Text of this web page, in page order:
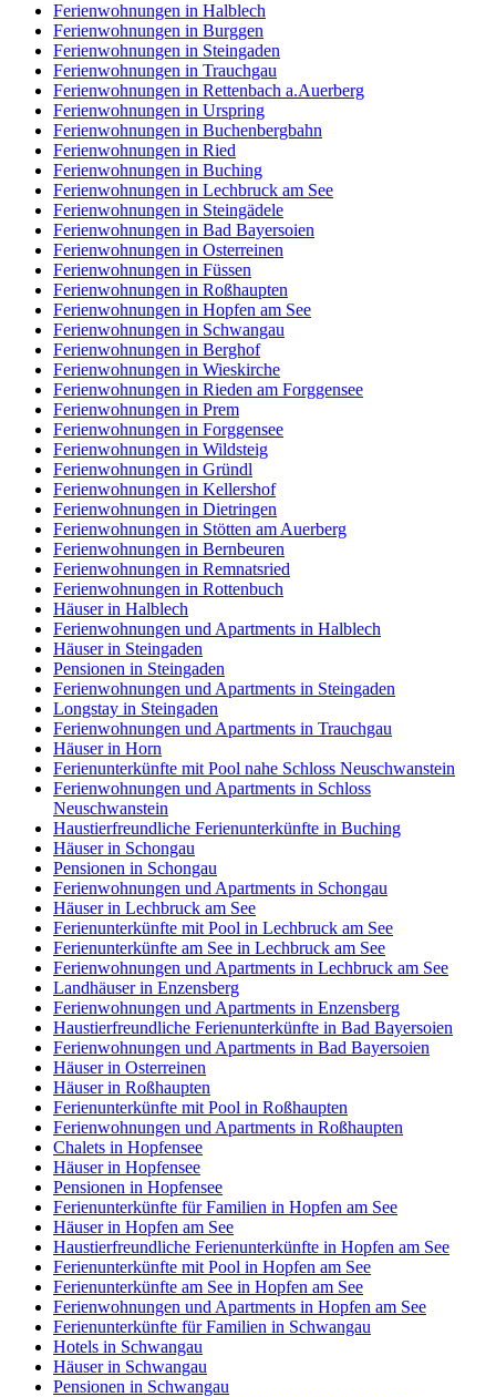
Ferienwohnungen in Halblech
Ferienwohnungen in Burggen
Ferienwohnungen in Steingaden
Ferienwohnungen in Trauchgau
Ferienwohnungen in Rettenbach a.Auerberg
Ferienwohnungen in Urspring
Ferienwohnungen in Buchenbergbahn
Ferienwohnungen in Ried
Ferienwohnungen in Buching
Ferienwohnungen in Lechbruck am See
Ferienwohnungen in Steingädele
Ferienwohnungen in Bad Bayersoien
Ferienwohnungen in Osterreinen
Ferienwohnungen in Füssen
Ferienwohnungen in Roßhaupten
Ferienwohnungen in Hopfen am See
Ferienwohnungen in Schwangau
Ferienwohnungen in Berghof
Ferienwohnungen in Wieskirche
Ferienwohnungen in Rieden am Forggensee
Ferienwohnungen in Prem
Ferienwohnungen in Forggensee
Ferienwohnungen in Wildsteig
Ferienwohnungen in Gründl
Ferienwohnungen in Kellershof
Ferienwohnungen in Dietringen
Ferienwohnungen in Stötten am Auerberg
Ferienwohnungen in Bernbeuren
Ferienwohnungen in Remnatsried
Ferienwohnungen in Rottenbuch
Häuser in Halblech
Ferienwohnungen und Apartments in Halblech
Häuser in Steingaden
Pensionen in Steingaden
Ferienwohnungen und Apartments in Steingaden
Longstay in Steingaden
Ferienwohnungen und Apartments in Trauchgau
Häuser in Horn
Ferienunterkünfte mit Pool nahe Schloss Neuschwanstein
Ferienwohnungen und Apartments in Schloss
Neuschwanstein
Haustierfreundliche Ferienunterkünfte in Buching
Häuser in Schongau
Pensionen in Schongau
Ferienwohnungen und Apartments in Schongau
Häuser in Lechbruck am See
Ferienunterkünfte mit Pool in Lechbruck am See
Ferienunterkünfte am See in Lechbruck am See
Ferienwohnungen und Apartments in Lechbruck am See
Landhäuser in Enzensberg
Ferienwohnungen und Apartments in Enzensberg
Haustierfreundliche Ferienunterkünfte in Bad Bayersoien
Ferienwohnungen und Apartments in Bad Bayersoien
Häuser in Osterreinen
Häuser in Roßhaupten
Ferienunterkünfte mit Pool in Roßhaupten
Ferienwohnungen und Apartments in Roßhaupten
Chalets in Hopfensee
Häuser in Hopfensee
Pensionen in Hopfensee
Ferienunterkünfte für Familien in Hopfen am See
Häuser in Hopfen am See
Haustierfreundliche Ferienunterkünfte in Hopfen am See
Ferienunterkünfte mit Pool in Hopfen am See
Ferienunterkünfte am See in Hopfen am See
Ferienwohnungen und Apartments in Hopfen am See
Ferienunterkünfte für Familien in Schwangau
Hotels in Schwangau
Häuser in Schwangau
Pensionen in Schwangau